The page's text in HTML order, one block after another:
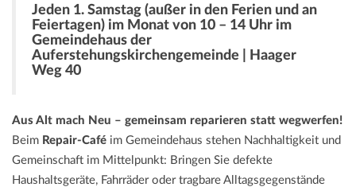
Jeden 1. Samstag (außer in den Ferien und an
Feiertagen) im Monat von 10 – 14 Uhr im
Gemeindehaus der
Auferstehungskirchengemeinde | Haager
Weg 40
Aus Alt mach Neu – gemeinsam reparieren statt wegwerfen!
Beim Repair-Café im Gemeindehaus stehen Nachhaltigkeit und
Gemeinschaft im Mittelpunkt: Bringen Sie defekte
Haushaltsgeräte, Fahrräder oder tragbare Alltagsgegenstände